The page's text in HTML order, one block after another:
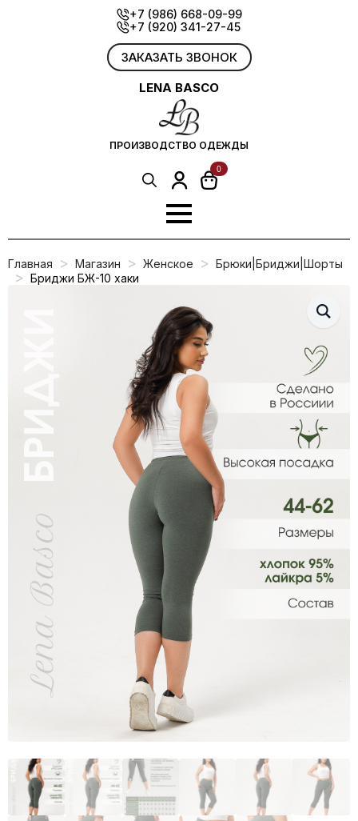
+7 (986) 668-09-99
+7 (920) 341-27-45
ЗАКАЗАТЬ ЗВОНОК
LENA BASCO
ПРОИЗВОДСТВО ОДЕЖДЫ
Search
0
Главная Магазин Женское
Брюки|Бриджи|Шорты
Бриджи БЖ-10 хаки